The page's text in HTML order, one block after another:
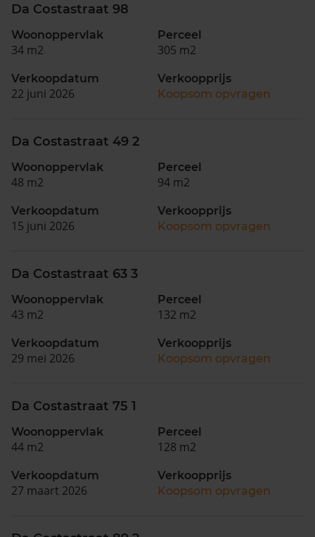
Da Costastraat 98
Woonoppervlak
34 m2
Perceel
305 m2
Verkoopdatum
22 juni 2026
Verkoopprijs
Koopsom opvragen
Da Costastraat 49 2
Woonoppervlak
48 m2
Perceel
94 m2
Verkoopdatum
15 juni 2026
Verkoopprijs
Koopsom opvragen
Da Costastraat 63 3
Woonoppervlak
43 m2
Perceel
132 m2
Verkoopdatum
29 mei 2026
Verkoopprijs
Koopsom opvragen
Da Costastraat 75 1
Woonoppervlak
44 m2
Perceel
128 m2
Verkoopdatum
27 maart 2026
Verkoopprijs
Koopsom opvragen